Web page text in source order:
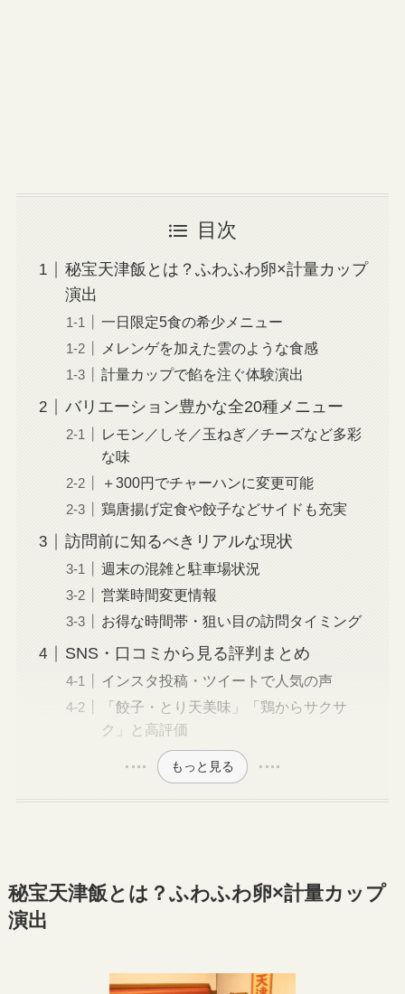
目次
秘宝天津飯とは？ふわふわ卵×計量カップ
演出
一日限定5食の希少メニュー
メレンゲを加えた雲のような食感
計量カップで餡を注ぐ体験演出
バリエーション豊かな全20種メニュー
レモン／しそ／玉ねぎ／チーズなど多彩
な味
＋300円でチャーハンに変更可能
鶏唐揚げ定食や餃子などサイドも充実
訪問前に知るべきリアルな現状
週末の混雑と駐車場状況
営業時間変更情報
お得な時間帯・狙い目の訪問タイミング
SNS・口コミから見る評判まとめ
インスタ投稿・ツイートで人気の声
「餃子・とり天美味」「鶏からサクサ
ク」と高評価
もっと見る
秘宝天津飯とは？ふわふわ卵×計量カップ
演出